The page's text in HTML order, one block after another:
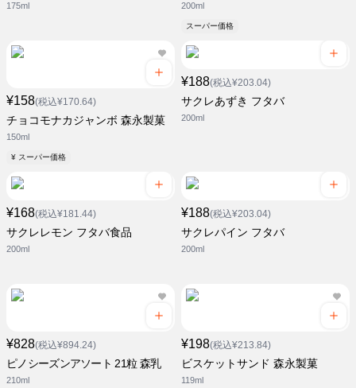
175ml 200ml
スーパー価格
¥158(税込¥170.64)
チョコモナカジャンボ 森永製菓
150ml
¥ スーパー価格
¥188(税込¥203.04)
サクレあずき フタバ
200ml
¥168(税込¥181.44)
サクレレモン フタバ食品
200ml
¥188(税込¥203.04)
サクレパイン フタバ
200ml
¥828(税込¥894.24)
ピノシーズンアソート 21粒 森乳
210ml
¥198(税込¥213.84)
ビスケットサンド 森永製菓
119ml